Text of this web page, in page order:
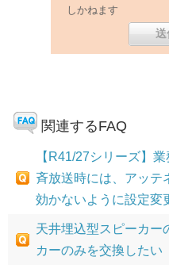
しかねます
関連するFAQ
【R41/27シリーズ】
斉放送時には、アッテ
効かないように設定変
天井埋込型スピーカー
カーのみを交換したい